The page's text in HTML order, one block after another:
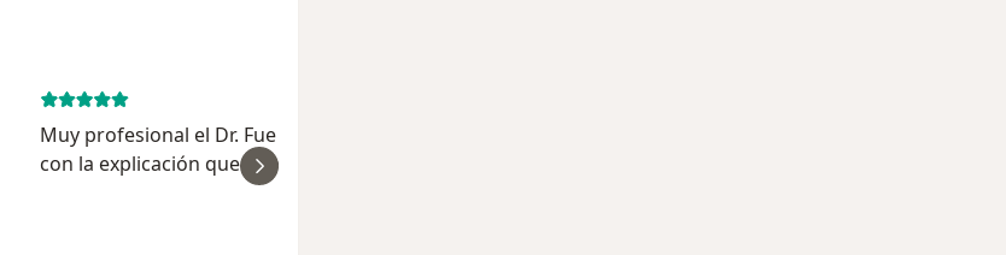
Muy profesional el Dr. Fue cuidadoso y específico
con la explicación que debía conocer como
paciente. Sus recomendaciones fueron